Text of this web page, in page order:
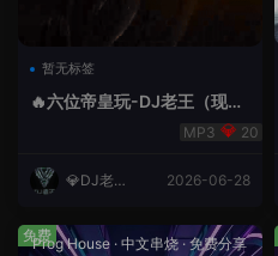
暂无标签
🔥六位帝皇玩-DJ老王（现场
20
💎DJ老王
2026-06-28
Prog House · 中文串烧·免费分享
免费